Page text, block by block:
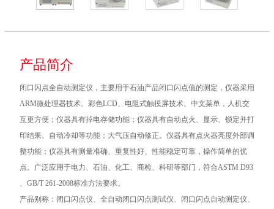
产品简介
闭口闪点全自动测定仪，主要用于石油产品闭口闪点值的测定，仪器采用
ARM微处理器技术、彩色LCD、电阻式触摸屏技术、中文菜单，人机交
互更方便；仪器具有掉电存储功能；仪器具有自动点火、显示、锁定并打
印结果、自动冷却等功能；大气压自动修正。仪器具有点火器亮度外部调
整功能；仪器具有测量准确、重复性好、性能稳定可靠，操作简单的优
点。广泛应用于电力、石油、化工、商检、科研等部门，符合ASTM D93
、GB/T 261-2008标准方法要求。
产品别称：闭口闪点仪、全自动闭口闪点测试仪、闭口闪点自动测定仪、